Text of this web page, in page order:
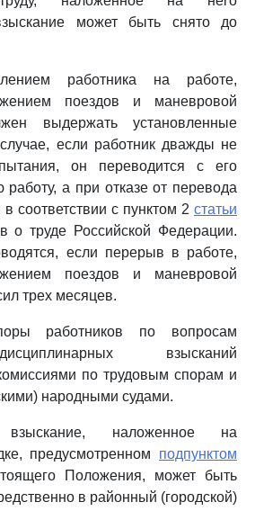
может быть снято до
работника на работе,
поездов и маневровой
выдержать установленные
если работник дважды не
он переводится с его
работу, а при отказе от перевода
соответствии с пунктом 2 статьи
о труде Российской Федерации.
если перерыв в работе,
поездов и маневровой
трех месяцев.
работников по вопросам
взысканий
по трудовым спорам и
народными судами.
взыскание, наложенное на
предусмотренном подпунктом
Положения, может быть
в районный (городской)